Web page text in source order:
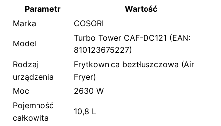
Parametr
Wartość
Marka
COSORI
Model
Turbo Tower CAF-DC121 (EAN:
810123675227)
Rodzaj
urządzenia
Frytkownica beztłuszczowa (Air
Fryer)
Moc
2630 W
Pojemność
całkowita
10,8 L